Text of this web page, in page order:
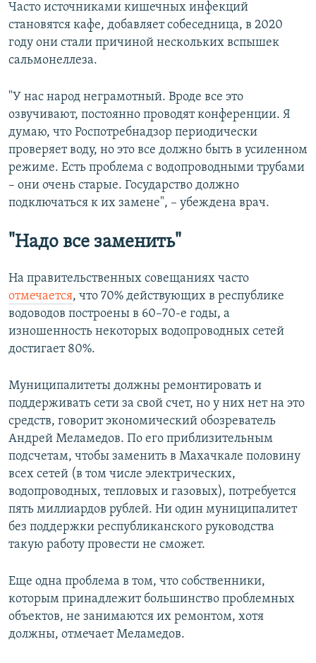
Часто источниками кишечных инфекций
становятся кафе, добавляет собеседница, в 2020
году они стали причиной нескольких вспышек
сальмонеллеза.
"У нас народ неграмотный. Вроде все это
озвучивают, постоянно проводят конференции. Я
думаю, что Роспотребнадзор периодически
проверяет воду, но это все должно быть в усиленном
режиме. Есть проблема с водопроводными трубами
– они очень старые. Государство должно
подключаться к их замене", – убеждена врач.
"Надо все заменить"
На правительственных совещаниях часто
отмечается, что 70% действующих в республике
водоводов построены в 60–70-е годы, а
изношенность некоторых водопроводных сетей
достигает 80%.
Муниципалитеты должны ремонтировать и
поддерживать сети за свой счет, но у них нет на это
средств, говорит экономический обозреватель
Андрей Меламедов. По его приблизительным
подсчетам, чтобы заменить в Махачкале половину
всех сетей (в том числе электрических,
водопроводных, тепловых и газовых), потребуется
пять миллиардов рублей. Ни один муниципалитет
без поддержки республиканского руководства
такую работу провести не сможет.
Еще одна проблема в том, что собственники,
которым принадлежит большинство проблемных
объектов, не занимаются их ремонтом, хотя
должны, отмечает Меламедов.